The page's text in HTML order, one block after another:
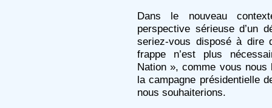
Dans le nouveau
perspective sérieuse d’un
seriez-vous disposé à dire
frappe n’est plus
Nation », comme vous nous
la campagne présidentielle
nous souhaiterions.